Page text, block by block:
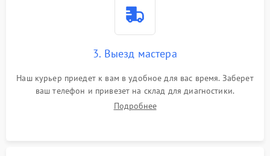
3. Выезд мастера
Наш курьер приедет к вам в удобное для вас время. Заберет
ваш телефон и привезет на склад для диагностики.
Подробнее